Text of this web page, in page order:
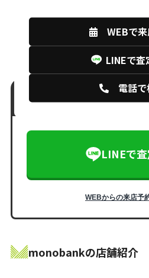
相談だけでもOK！しつこ
LINEで
WEBからの来店予
monobankの店舗紹介
WEBで
LINEで査
電話